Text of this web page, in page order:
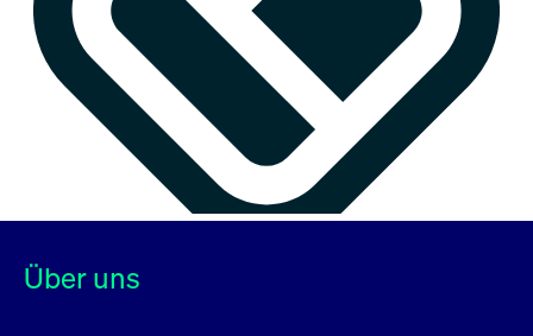
Über uns